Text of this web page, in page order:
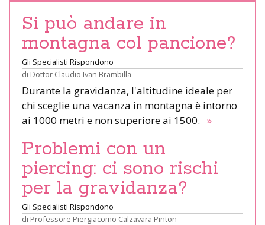
Si può andare in
montagna col pancione?
Gli Specialisti Rispondono
di Dottor Claudio Ivan Brambilla
Durante la gravidanza, l'altitudine ideale per
chi sceglie una vacanza in montagna è intorno
ai 1000 metri e non superiore ai 1500. »
Problemi con un
piercing: ci sono rischi
per la gravidanza?
Gli Specialisti Rispondono
di Professore Piergiacomo Calzavara Pinton